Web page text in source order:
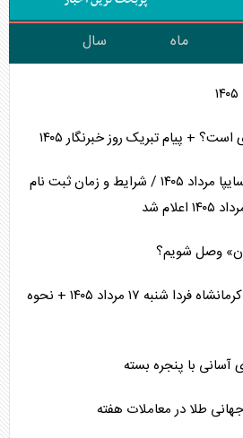
ماه سال
جدیدترین پیش فروش سایپا مرداد ۱۴۰۵ / شرایط و زمان ثبت نام
شد
وصل شویم؟
جدول قطعی برق استان کرمانشاه فردا شنبه ۱۷ مرداد ۱۴۰۵ + نحوه
با پنجره بسته